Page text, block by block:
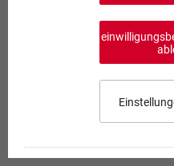
Bistecca di Manzo alla
Rumpsteak vom Grill mit
Bistecca di Manzo con
26,50 €